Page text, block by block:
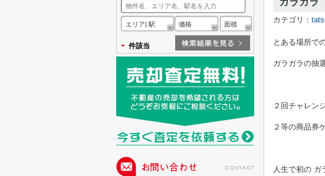
カテゴリ：
とある場所で
ガラガラの抽
２回チャレン
２等の商品券
人生で初の ガ
エリア| 駅 価格 面積
- 件該当